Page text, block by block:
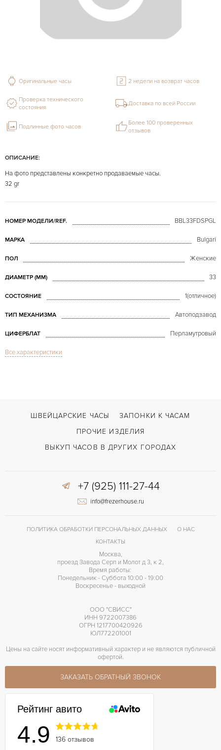
ОПИСАНИЕ:
На фото представлены конкретно продаваемые часы.
32 gr
НОМЕР МОДЕЛИ/REF. BBL33FDSPGL
МАРКА Bulgari
ПОЛ Женские
ДИАМЕТР (MM) 33
СОСТОЯНИЕ 1(отличное)
ТИП МЕХАНИЗМА Автоподзавод
ЦИФЕРБЛАТ Перламутровый
СТЕКЛО
ВОЗМОЖНОСТИ ДОСТАВКИ С документами, С футляром
ЦВЕТ БРАСЛЕТА
Отделка драгоценными камнями
Все характеристики
Оригинальные часы 2 недели на возврат часов
Проверка технического
состояния
Доставка по всей России
Подлинные фото часов
Более 100 проверенных
отзывов
ШВЕЙЦАРСКИЕ ЧАСЫ
ЗАПОНКИ К ЧАСАМ
ПРОЧИЕ ИЗДЕЛИЯ
ВЫКУП ЧАСОВ В ДРУГИХ ГОРОДАХ
+7 (925) 111-27-44
info@frezerhouse.ru
ПОЛИТИКА ОБРАБОТКИ ПЕРСОНАЛЬНЫХ ДАННЫХ
О НАС
КОНТАКТЫ
Москва,
проезд Завода Серп и Молот д 3, к 2,
Время работы:
Понедельник - Суббота 10:00 - 19:00
Воскресенье - выходной
ООО "СВИСС"
ИНН 9722007386
ОГРН 1217700420926
ЮЛ772201001
Цены на сайте носят информативный характер и не являются публичной
офертой.
ЗАКАЗАТЬ ОБРАТНЫЙ ЗВОНОК
Рейтинг авито
4.9 136 отзывов